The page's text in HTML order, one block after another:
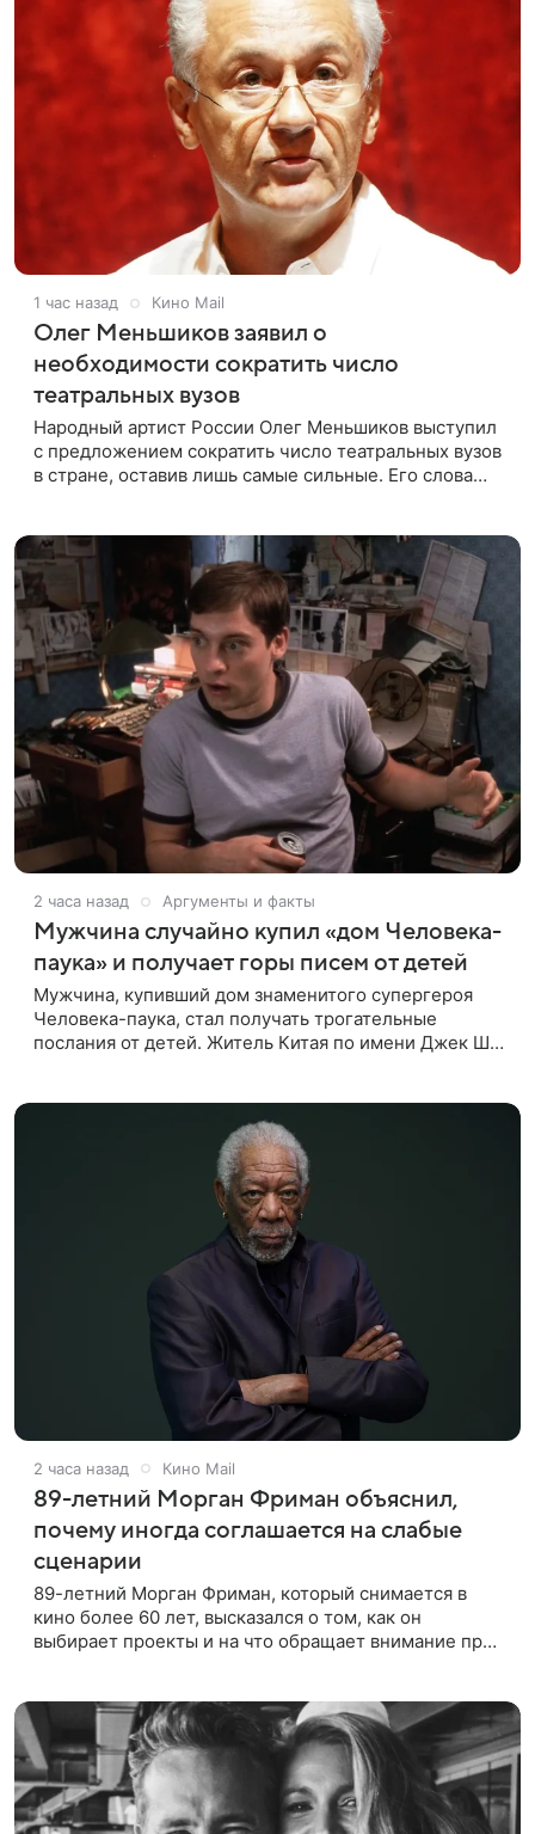
1 час назад Кино Mail
Олег Меньшиков заявил о
необходимости сократить число
театральных вузов
Народный артист России Олег Меньшиков выступил
с предложением сократить число театральных вузов
в стране, оставив лишь самые сильные. Его слова
2 часа назад Аргументы и факты
Мужчина случайно купил «дом Человека-
паука» и получает горы писем от детей
Мужчина, купивший дом знаменитого супергероя
Человека-паука, стал получать трогательные
послания от детей. Житель Китая по имени Джек Ши
2 часа назад Кино Mail
89-летний Морган Фриман объяснил,
почему иногда соглашается на слабые
сценарии
89-летний Морган Фриман, который снимается в
кино более 60 лет, высказался о том, как он
выбирает проекты и на что обращает внимание при